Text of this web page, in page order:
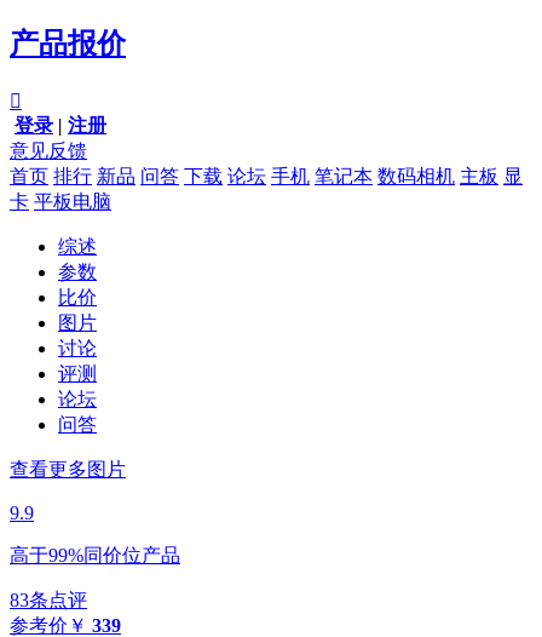
产品报价

登录 | 注册
意见反馈
首页 排行 新品 问答 下载 论坛 手机 笔记本 数码相机 主板 显
卡 平板电脑
综述
参数
比价
图片
讨论
评测
论坛
问答
查看更多图片
9.9
高于99%同价位产品
83条点评
参考价 ￥ 339